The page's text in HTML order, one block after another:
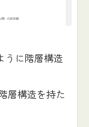
うに階層構造
層構造を持た